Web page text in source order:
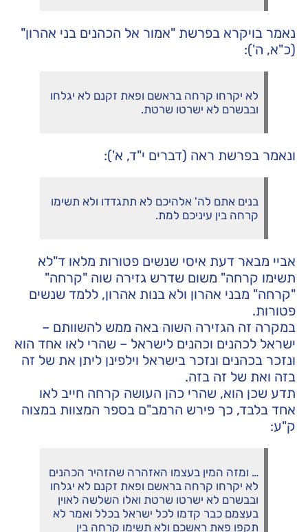
נאמר בויקרא בפרשת "אמור אל הכהנים בני אהרון"
(כ"א, ה'):
לא יקרחו קרחה בראשם ופאת זקנם לא יגלחו
ובבשרם לא ישרטו שרטת.
ונאמר בפרשת ראה (דברים י"ד, א'):
בנים אתם לה' אלהיכם לא תתגדדו ולא תשימו
קרחה בין עיניכם למת.
אביי מבאר דעת איסי שנשים פטורות מלאו ד"לא
תשימו קרחה" משום שדרש גזירה שוה "קרחה"
"קרחה" מבני אהרון ולא בנות אהרון, ללמד שנשים
פטורות.
במקרה זה הגזירה השוה באה ממש להשוותם –
ישראל לכהנים וכהנים לישראל – שהרי לאו אחד הוא
ונזכר בכהנים ונזכר בישראל וילפינן ליתן את של זה
בזה ואת של זה בזה.
תדע שכן הוא, שהרי כהן העושה קרחה חייב לאו
אחד בלבד, כך פירש הרמב"ם בספר המצוות במצוה
ק"ע:
… ומזה המין בעצמו האזהרה שהזהיר הכהנים
לא יקרחו קרחה בראשם ופאת זקנם לא יגלחו
ובבשרם לא ישרטו שרטת ואלו השלשה לאוין
בעצמם כבר קדמו לכל ישראל בכלל ואמר לא
תקפו פאת ראשכם ולא תשימו קרחה בין